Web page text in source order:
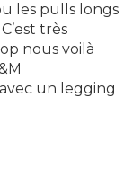
les pulls longs
très
nous voilà
un legging